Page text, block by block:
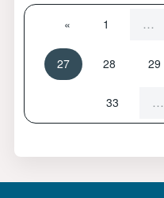
«Page précédente
1 …
27Page 27
28Page 28
29
33 …